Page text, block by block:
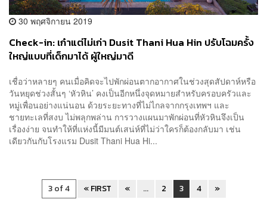
30 พฤศจิกายน 2019
Check-in: เก๋าแต่ไม่เก่า Dusit Thani Hua Hin ปรับโฉมครั้ง
ใหญ่แบบที่เด็กมาได้ ผู้ใหญ่มาดี
เชื่อว่าหลายๆ คนเมื่อคิดจะไปพักผ่อนตากอากาศในช่วงสุดสัปดาห์หรือ
วันหยุดช่วงสั้นๆ ‘หัวหิน’ คงเป็นอีกหนึ่งจุดหมายสำหรับครอบครัวและ
หมู่เพื่อนอย่างแน่นอน ด้วยระยะทางที่ไม่ไกลจากกรุงเทพฯ และ
ชายทะเลที่สงบ ไม่พลุกพล่าน การวางแผนมาพักผ่อนที่หัวหินจึงเป็น
เรื่องง่าย จนทำให้ที่แห่งนี้มีมนต์เสน่ห์ที่ไม่ว่าใครก็ต้องกลับมา เช่น
เดียวกันกับโรงแรม Dusit Thani Hua Hi...
3 of 4 « FIRST « ... 2 3 4 »